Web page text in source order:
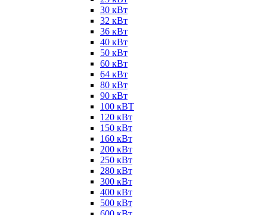
30 кВт
32 кВт
36 кВт
40 кВт
50 кВт
60 кВт
64 кВт
80 кВт
90 кВт
100 кВТ
120 кВт
150 кВт
160 кВт
200 кВт
250 кВт
280 кВт
300 кВт
400 кВт
500 кВт